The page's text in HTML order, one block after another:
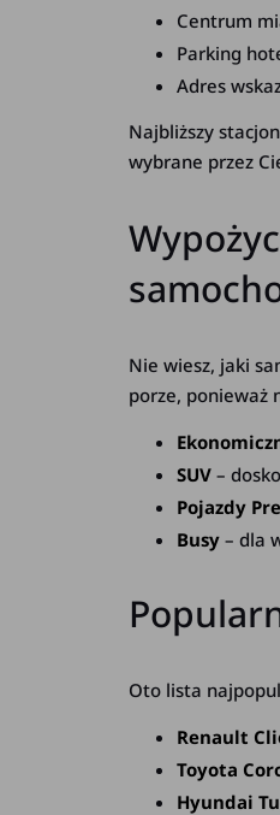
Centrum
Parking
Adres
Najbliższy
wybrane przez
Nie wiesz, jaki
porze, ponieważ
SUV –
Pojazdy
Busy – dla
Oto lista
Renault
Toyota
Hyundai